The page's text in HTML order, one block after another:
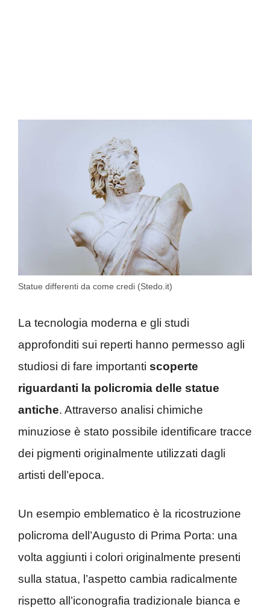
Statue differenti da come credi (Stedo.it)
La tecnologia moderna e gli studi
approfonditi sui reperti hanno permesso agli
studiosi di fare importanti scoperte
riguardanti la policromia delle statue
antiche. Attraverso analisi chimiche
minuziose è stato possibile identificare tracce
dei pigmenti originalmente utilizzati dagli
artisti dell’epoca.
Un esempio emblematico è la ricostruzione
policroma dell’Augusto di Prima Porta: una
volta aggiunti i colori originalmente presenti
sulla statua, l’aspetto cambia radicalmente
rispetto all’iconografia tradizionale bianca e